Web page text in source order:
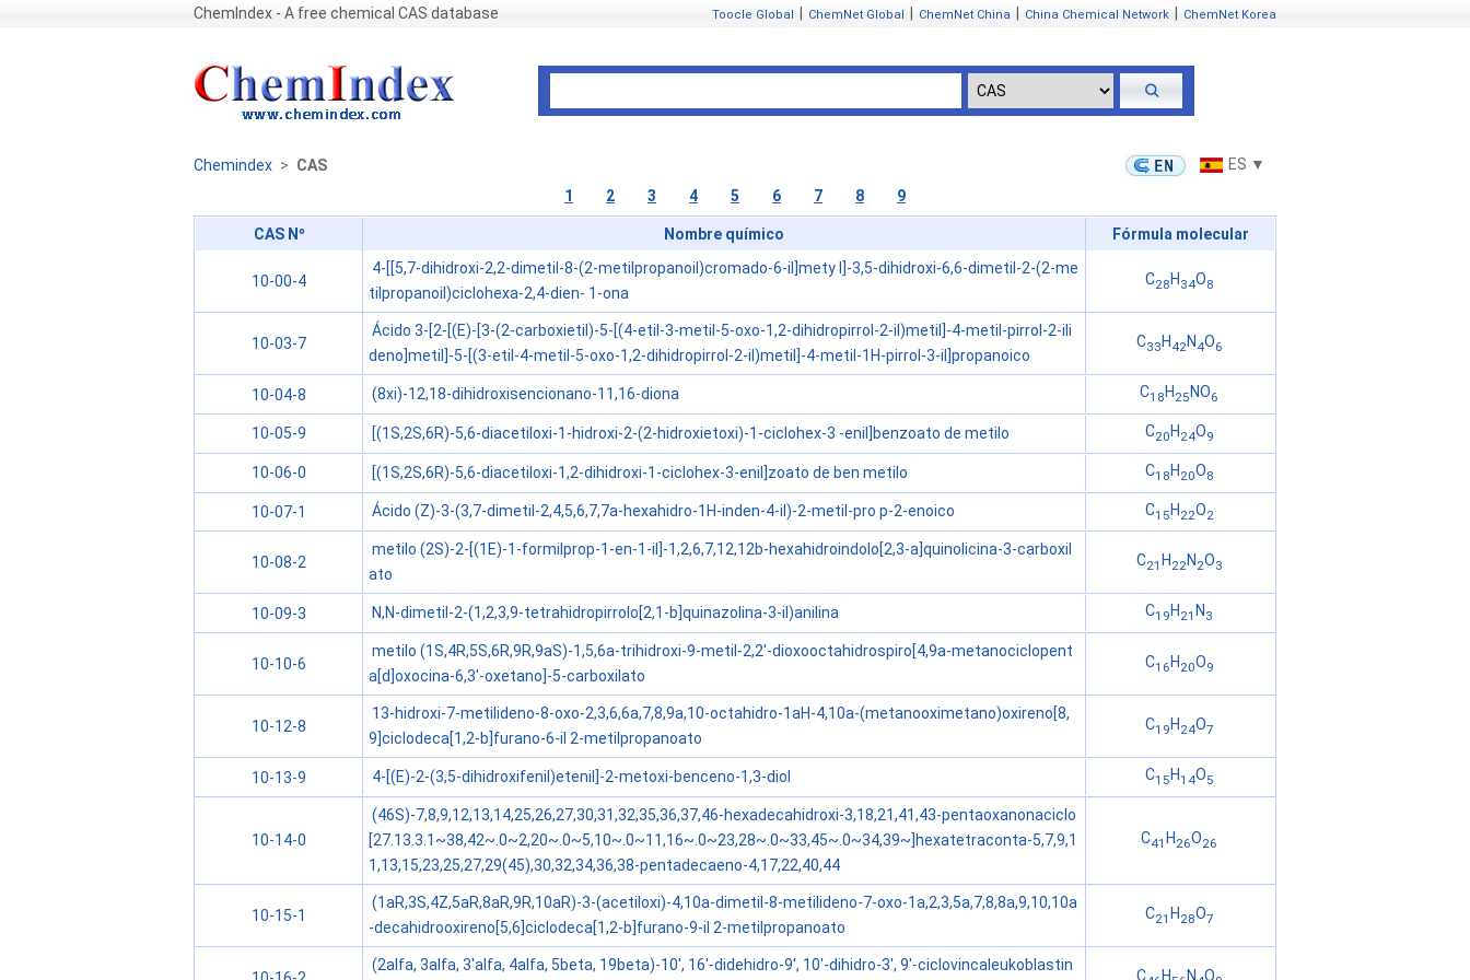
ChemIndex - A free chemical CAS database Toocle Global ChemNet Global ChemNet China China Chemical Network ChemNet Korea
Chemindex > CAS
ES ▼
1
2 3 4 5 6 7 8 9
CAS Nº Nombre químico Fórmula molecular
10-00-4
4-[[5,7-dihidroxi-2,2-dimetil-8-(2-metilpropanoil)cromado-6-il]mety l]-3,5-dihidroxi-6,6-dimetil-2-(2-me
tilpropanoil)ciclohexa-2,4-dien- 1-ona
C28 H 34O8
10-03-7
Ácido 3-[2-[(E)-[3-(2-carboxietil)-5-[(4-etil-3-metil-5-oxo-1,2-dihidropirrol-2-il)metil]-4-metil-pirrol-2-ili
deno]metil]-5-[(3-etil-4-metil-5-oxo-1,2-dihidropirrol-2-il)metil]-4-metil-1H-pirrol-3-il]propanoico
C33 H 42 N 4O6
10-04-8 (8xi)-12,18-dihidroxisencionano-11,16-diona C18 H 25 NO6
10-05-9 [(1S,2S,6R)-5,6-diacetiloxi-1-hidroxi-2-(2-hidroxietoxi)-1-ciclohex-3 -enil]benzoato de metilo C20 H 24O9
10-06-0 [(1S,2S,6R)-5,6-diacetiloxi-1,2-dihidroxi-1-ciclohex-3-enil]zoato de ben metilo C18 H 20O8
10-07-1 Ácido (Z)-3-(3,7-dimetil-2,4,5,6,7,7a-hexahidro-1H-inden-4-il)-2-metil-pro p-2-enoico C15H22O2
10-08-2
metilo (2S)-2-[(1E)-1-formilprop-1-en-1-il]-1,2,6,7,12,12b-hexahidroindolo[2,3-a]quinolicina-3-carboxil
ato
C21 H 22 N 2O3
10-09-3 N,N-dimetil-2-(1,2,3,9-tetrahidropirrolo[2,1-b]quinazolina-3-il)anilina C19 H 21 N 3
10-10-6
metilo (1S,4R,5S,6R,9R,9aS)-1,5,6a-trihidroxi-9-metil-2,2'-dioxooctahidrospiro[4,9a-metanociclopent
a[d]oxocina-6,3'-oxetano]-5-carboxilato
C16 H 20O9
10-12-8
13-hidroxi-7-metilideno-8-oxo-2,3,6,6a,7,8,9a,10-octahidro-1aH-4,10a-(metanooximetano)oxireno[8,
9]ciclodeca[1,2-b]furano-6-il 2-metilpropanoato
C19 H 24O7
10-13-9 4-[(E)-2-(3,5-dihidroxifenil)etenil]-2-metoxi-benceno-1,3-diol C15 H14O5
10-14-0
(46S)-7,8,9,12,13,14,25,26,27,30,31,32,35,36,37,46-hexadecahidroxi-3,18,21,41,43-pentaoxanonaciclo
[27.13.3.1~38,42~.0~2,20~.0~5,10~.0~11,16~.0~23,28~.0~33,45~.0~34,39~]hexatetraconta-5,7,9,1
1,13,15,23,25,27,29(45),30,32,34,36,38-pentadecaeno-4,17,22,40,44
C41 H 26O26
10-15-1
(1aR,3S,4Z,5aR,8aR,9R,10aR)-3-(acetiloxi)-4,10a-dimetil-8-metilideno-7-oxo-1a,2,3,5a,7,8,8a,9,10,10a
-decahidrooxireno[5,6]ciclodeca[1,2-b]furano-9-il 2-metilpropanoato
C21 H28O7
(2alfa, 3alfa, 3'alfa, 4alfa, 5beta, 19beta)-10', 16'-didehidro-9', 10'-dihidro-3', 9'-ciclovincaleukoblastin
C H N O